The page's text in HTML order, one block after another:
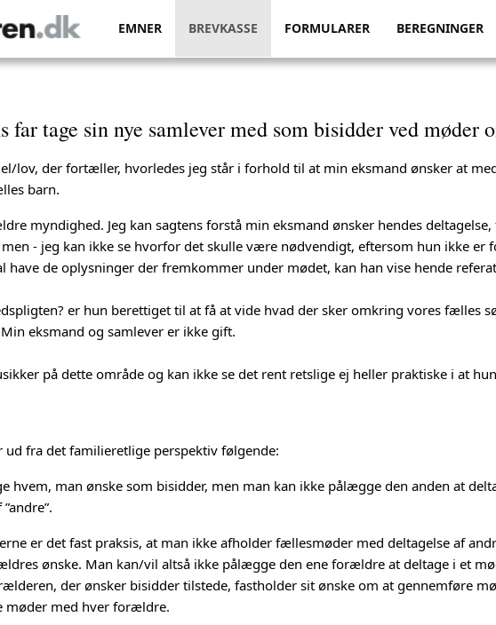
EMNER BREVKASSE FORMULARER BEREGNINGER
far tage sin nye samlever med som bisidder ved møder
lov, der fortæller, hvorledes jeg står i forhold til at min eksmand ønsker at
barn.
myndighed. Jeg kan sagtens forstå min eksmand ønsker hendes
- jeg kan ikke se hvorfor det skulle være nødvendigt, eftersom hun ikke
have de oplysninger der fremkommer under mødet, kan han vise hende
er hun berettiget til at få at vide hvad der sker omkring vores fælles
eksmand og samlever er ikke gift.
på dette område og kan ikke se det rent retslige ej heller praktiske i at
ud fra det familieretlige perspektiv følgende:
hvem, man ønske som bisidder, men man kan ikke pålægge den anden at
er det fast praksis, at man ikke afholder fællesmøder med deltagelse af
ønske. Man kan/vil altså ikke pålægge den ene forældre at deltage i et
der ønsker bisidder tilstede, fastholder sit ønske om at gennemføre
møder med hver forældre.